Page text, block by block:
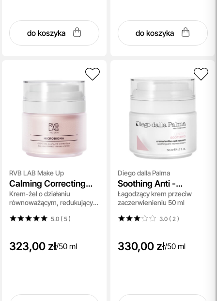
do koszyka do koszyka
RVB LAB Make Up
Calming Correcting
Gel - Cream
Krem-żel o działaniu
równoważącym, redukujący
5.0 ( 5)
323,00 zł/50 ml
Diego dalla Palma
Soothing Anti -
Redness Cream
Łagodzący krem przeciw
zaczerwienieniu 50 ml
3.0 ( 2 )
330,00 zł/50 ml